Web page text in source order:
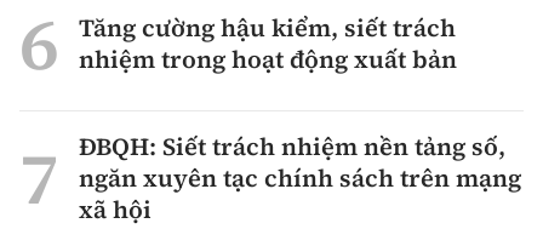
Tăng cường hậu kiểm, siết trách
nhiệm trong hoạt động xuất bản
ĐBQH: Siết trách nhiệm nền tảng số,
ngăn xuyên tạc chính sách trên mạng
xã hội